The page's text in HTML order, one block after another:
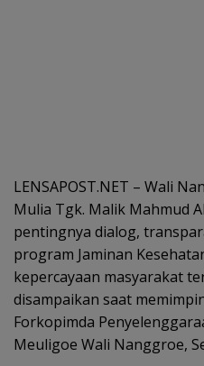
LENSAPOST.NET – Wali
Mulia Tgk. Malik Mahmud
pentingnya dialog,
program Jaminan
kepercayaan masyarakat
disampaikan saat
Forkopimda
Meuligoe Wali Nanggroe,